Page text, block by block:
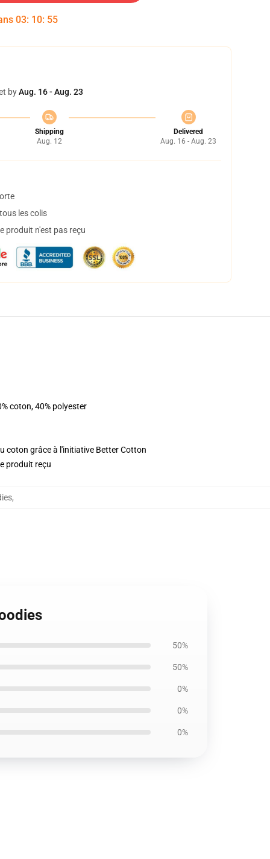
03: 10: 54
byAug. 16 - Aug. 23
Shipping
Aug. 12
Delivered
Aug. 16 - Aug. 23
les colis
produit n'est pas reçu
coton, 40% polyester
coton grâce à l'initiative Better Cotton
produit reçu
,
50%
50%
0%
0%
0%